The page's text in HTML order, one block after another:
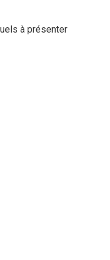
à présenter